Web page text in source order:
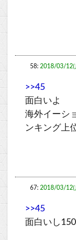
58: 2018/03/12(
>>45
面白いよ
海外イーシ
ンキング上
67: 2018/03/12(
>>45
面白いし